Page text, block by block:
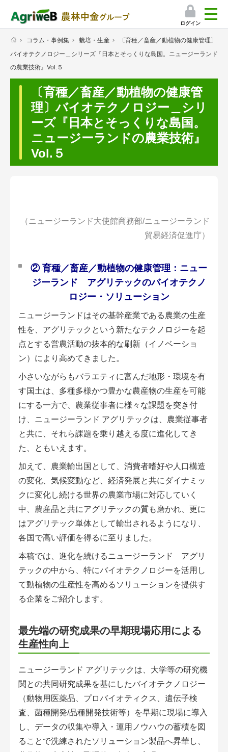
ログイン
検索
プレミアムサービス
プレミアムサービスのご紹介
気象情報アプリ
会員登録無料 アグリウェブの使い方
イベント・プロジェクト掲示板
経営アシストチャット
相談できる専門家一覧
アクション別メニュー
コラム・事例集
基礎知識
アグリウェブ経営診断
コラム・事例集 栽培・生産
〔育種／畜産／動植物の健康管理〕
バイオテクノロジー＿シリーズ『日本とそっくりな島国。ニュージーランド
の農業技術』Vol.５
〔育種／畜産／動植物の健康管
理〕バイオテクノロジー＿シリ
ーズ『日本とそっくりな島国。
ニュージーランドの農業技術』
Vol.５
（ニュージーランド大使館商務部/ニュージーランド
貿易経済促進庁）
② 育種／畜産／動植物の健康管理：ニュー
ジーランド アグリテックのバイオテクノ
ロジー・ソリューション
ニュージーランドはその基幹産業である農業の生産
性を、アグリテックという新たなテクノロジーを起
点とする営農活動の抜本的な刷新（イノベーショ
ン）により高めてきました。
小さいながらもバラエティに富んだ地形・環境を有
す国土は、多種多様かつ豊かな農産物の生産を可能
にする一方で、農業従事者に様々な課題を突き付
け、ニュージーランド アグリテックは、農業従事者
と共に、それら課題を乗り越える度に進化してき
た、ともいえます。
加えて、農業輸出国として、消費者嗜好や人口構造
の変化、気候変動など、経済発展と共にダイナミッ
クに変化し続ける世界の農業市場に対応していく
中、農産品と共にアグリテックの質も磨かれ、更に
はアグリテック単体として輸出されるようになり、
各国で高い評価を得るに至りました。
本稿では、進化を続けるニュージーランド アグリ
テックの中から、特にバイオテクノロジーを活用し
て動植物の生産性を高めるソリューションを提供す
る企業をご紹介します。
最先端の研究成果の早期現場応用による
生産性向上
ニュージーランド アグリテックは、大学等の研究機
関との共同研究成果を基にしたバイオテクノロジー
（動物用医薬品、プロバイオティクス、遺伝子検
査、菌種開発/品種開発技術等）を早期に現場に導入
し、データの収集や導入・運用ノウハウの蓄積を図
ることで洗練されたソリューション製品へ昇華し、